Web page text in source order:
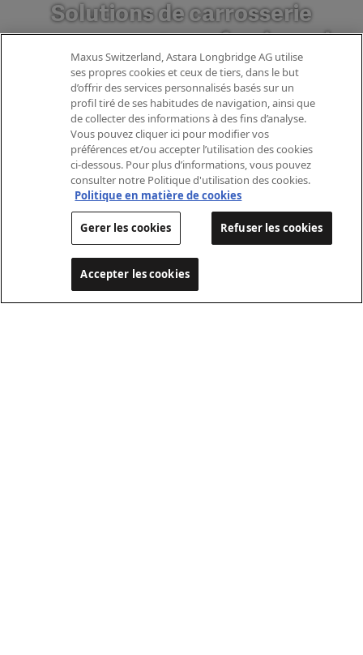
Solutions de carrosserie
pour un usage professionnel.
Le MAXUS Deliver 9 constitue une
base robuste pour divers
aménagements tels que caisse,
plateau ou benne tri‑bennes.
Des partenaires carrossiers certifiés
en Suisse garantissent une
intégration précise, une charge utile
optimale et une adaptation parfaite
aux exigences de chaque secteur.
Découvrir les carrosseries
Maxus Switzerland, Astara Longbridge AG utilise
ses propres cookies et ceux de tiers, dans le but
d’offrir des services personnalisés basés sur un
profil tiré de ses habitudes de navigation, ainsi que
de collecter des informations à des fins d’analyse.
Vous pouvez cliquer ici pour modifier vos
préférences et/ou accepter l’utilisation des cookies
ci-dessous. Pour plus d’informations, vous pouvez
consulter notre Politique d'utilisation des cookies.
Politique en matière de cookies
Gerer les cookies Refuser les cookies
Accepter les cookies